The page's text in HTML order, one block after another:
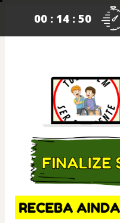
00 : 14 : 50